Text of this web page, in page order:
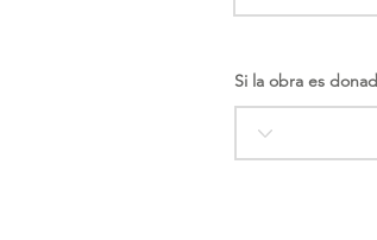
Si la obra es